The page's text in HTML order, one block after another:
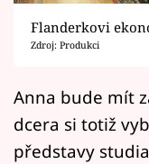
Filmový
Mámy sobě
Flanderkovi
Zdroj: Produkci
Anna bude mít
dcera si totiž
představy